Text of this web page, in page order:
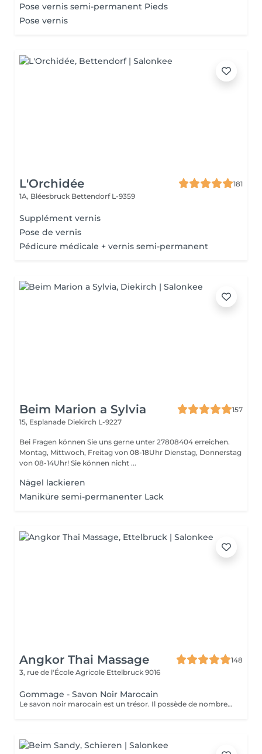
Pose vernis semi-permanent Pieds
Pose vernis
L'Orchidée
181
1A, Bléesbruck Bettendorf L-9359
Supplément vernis
Pose de vernis
Pédicure médicale + vernis semi-permanent
Beim Marion a Sylvia
157
15, Esplanade Diekirch L-9227
Bei Fragen können Sie uns gerne unter 27808404 erreichen.
Montag, Mittwoch, Freitag von 08-18Uhr Dienstag, Donnerstag
von 08-14Uhr! Sie können nicht ...
Nägel lackieren
Maniküre semi-permanenter Lack
Angkor Thai Massage
148
3, rue de l'École Agricole Ettelbruck 9016
Gommage - Savon Noir Marocain
Le savon noir marocain est un trésor. Il possède de nombreuses propriétés hydratantes, exfoliantes et apaisantes qui sont très bénéfiques pour la peau humaine. Grâce à son action calmante, c'est la solution parfaite pour régénérer les cellules et obtenir une peau plus belle, ferme et lisse.